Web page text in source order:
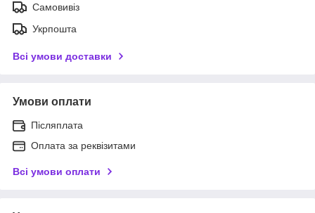
Самовивіз
Укрпошта
Всі умови доставки
Умови оплати
Післяплата
Оплата за реквізитами
Всі умови оплати